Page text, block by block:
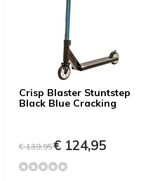
Crisp Blaster Stuntstep
Black Blue Cracking
€ 139,95€ 124,95